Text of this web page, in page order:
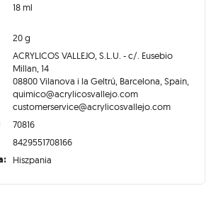
18 ml
20 g
ACRYLICOS VALLEJO, S.L.U. - c/. Eusebio
Millan, 14
08800 Vilanova i la Geltrú, Barcelona, Spain,
quimico@acrylicosvallejo.com
customerservice@acrylicosvallejo.com
70816
8429551708166
Hiszpania